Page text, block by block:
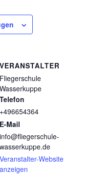
VERANSTALTER
Fliegerschule
Wasserkuppe
Telefon
+496654364
E-Mail
info@fliegerschule-
wasserkuppe.de
Veranstalter-Website
anzeigen